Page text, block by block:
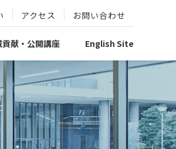
アクセス お問い合わせ
貢献・公開講座 English Site